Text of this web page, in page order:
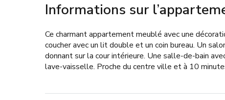
Informations sur
Ce charmant appartement meublé avec une
coucher avec un lit double et un coin bureau. Un
donnant sur la cour intérieure. Une salle-de-bain
lave-vaisselle. Proche du centre ville et à 10